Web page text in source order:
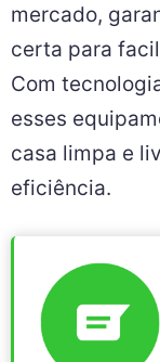
mercado,
certa para
Com
esses
casa limpa e
eficiência.